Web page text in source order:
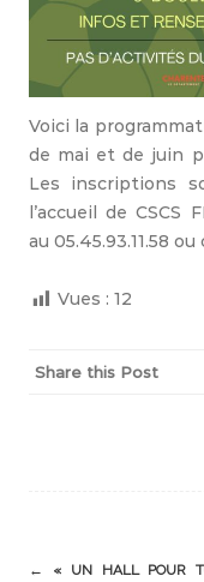
Voici la
de mai et de juin
Les inscriptions
l’accueil de CSCS
au 05.45.93.11.58
Vues : 12
Share this Post
Post
←
« UN HALL POUR